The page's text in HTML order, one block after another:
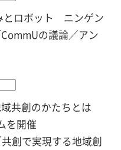
とロボット ニンゲン
の議論／アン
共創のかたちとは
を開催
創で実現する地域創